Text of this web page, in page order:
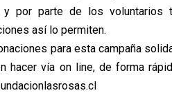
y por parte de los voluntarios
así lo permiten.
para esta campaña
hacer vía on line, de forma